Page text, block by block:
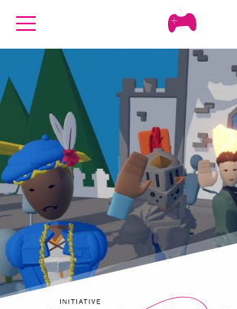
Creative
AKTUELLES
TERMINE
ANGEBOTE
PROJEKTE
PRESSE
SPENDE